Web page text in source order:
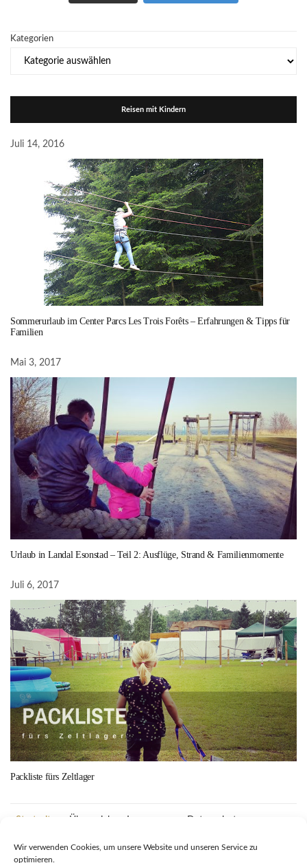
Wir verwenden Cookies, um unsere Website und unseren Service zu
optimieren.
Kategorien
Reisen mit Kindern
Juli 14, 2016
Sommerurlaub im Center Parcs Les Trois Forêts – Erfahrungen & Tipps für
Familien
Mai 3, 2017
Urlaub in Landal Esonstad – Teil 2: Ausflüge, Strand & Familienmomente
Juli 6, 2017
Packliste fürs Zeltlager
Startseite Über mich Impressum
Datenschutz